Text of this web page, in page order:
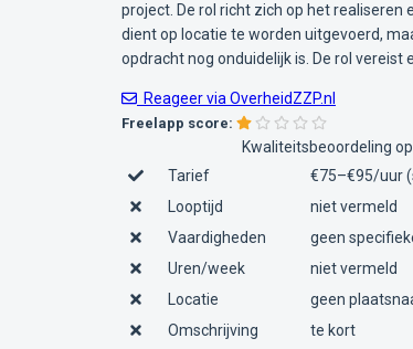
project. De rol richt zich op het
dient op locatie te worden uitgevoerd,
opdracht nog onduidelijk is. De rol
Reageer via OverheidZZP.nl
Freelapp score:
Kwaliteitsbeoordeling
Tarief
€75–€95/uur
Looptijd
niet vermeld
Vaardigheden
geen
Uren/week
niet vermeld
Locatie
geen
Omschrijving
te kort